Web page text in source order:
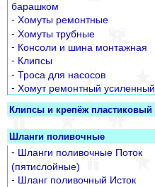
барашком
- Хомуты ремонтные
- Хомуты трубные
- Консоли и шина монтажная
- Клипсы
- Троса для насосов
- Хомут ремонтный усиленный
Клипсы и крепёж пластиковый
Шланги поливочные
- Шланги поливочные Поток
(пятислойные)
- Шланг поливочный Исток